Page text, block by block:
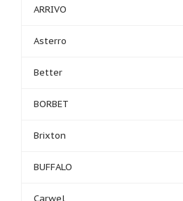
ARRIVO
Asterro
Better
BORBET
Brixton
BUFFALO
Carwel